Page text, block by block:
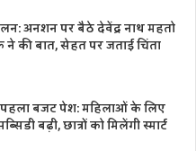
अनशन पर बैठे देवेंद्र नाथ महतो
की बात, सेहत पर जताई चिंता
पहला बजट पेश: महिलाओं के लिए
बढ़ी, छात्रों को मिलेंगी स्मार्ट